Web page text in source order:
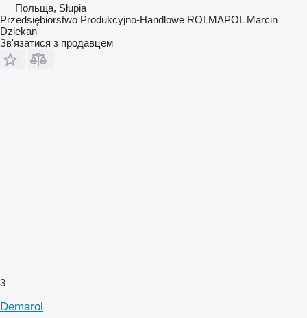
Польща, Słupia
Przedsiębiorstwo Produkcyjno-Handlowe ROLMAPOL Marcin
Dziekan
Зв'язатися з продавцем
3
Demarol